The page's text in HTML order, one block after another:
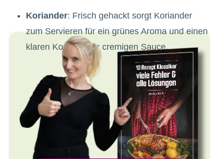
Koriander: Frisch gehackt sorgt Koriander
zum Servieren für ein grünes Aroma und einen
klaren Kontrast zur cremigen Sauce.